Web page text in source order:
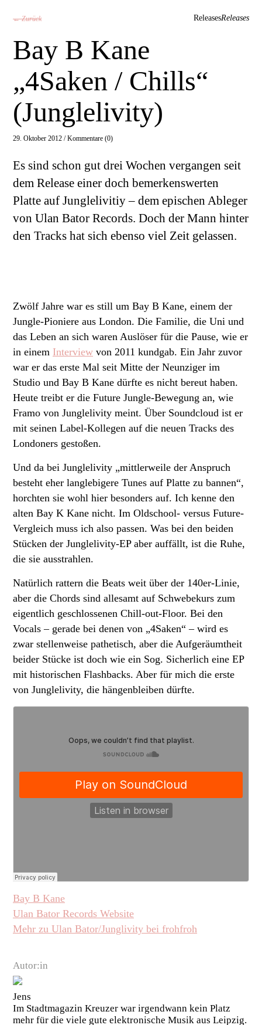
← Zurück ReleasesReleases
Autor:in
Jens
Im Stadtmagazin Kreuzer war irgendwann kein Platz
mehr für die viele gute elektronische Musik aus Leipzig.
Bay B Kane
„4Saken / Chills“
(Junglelivity)
29. Oktober 2012 /Kommentare (0)
Es sind schon gut drei Wochen vergangen seit
dem Release einer doch bemerkenswerten
Platte auf Junglelivitiy – dem epischen Ableger
von Ulan Bator Records. Doch der Mann hinter
den Tracks hat sich ebenso viel Zeit gelassen.
Zwölf Jahre war es still um Bay B Kane, einem der
Jungle-Pioniere aus London. Die Familie, die Uni und
das Leben an sich waren Auslöser für die Pause, wie er
in einem Interview von 2011 kundgab. Ein Jahr zuvor
war er das erste Mal seit Mitte der Neunziger im
Studio und Bay B Kane dürfte es nicht bereut haben.
Heute treibt er die Future Jungle-Bewegung an, wie
Framo von Junglelivity meint. Über Soundcloud ist er
mit seinen Label-Kollegen auf die neuen Tracks des
Londoners gestoßen.
Und da bei Junglelivity „mittlerweile der Anspruch
besteht eher langlebigere Tunes auf Platte zu bannen“,
horchten sie wohl hier besonders auf. Ich kenne den
alten Bay K Kane nicht. Im Oldschool- versus Future-
Vergleich muss ich also passen. Was bei den beiden
Stücken der Junglelivity-EP aber auffällt, ist die Ruhe,
die sie ausstrahlen.
Natürlich rattern die Beats weit über der 140er-Linie,
aber die Chords sind allesamt auf Schwebekurs zum
eigentlich geschlossenen Chill-out-Floor. Bei den
Vocals – gerade bei denen von „4Saken“ – wird es
zwar stellenweise pathetisch, aber die Aufgeräumtheit
beider Stücke ist doch wie ein Sog. Sicherlich eine EP
mit historischen Flashbacks. Aber für mich die erste
von Junglelivity, die hängenbleiben dürfte.
Bay B Kane
Ulan Bator Records Website
Mehr zu Ulan Bator/Junglivity bei frohfroh